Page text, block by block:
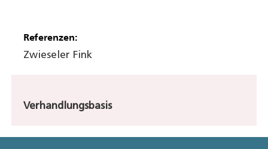
Referenzen:
Zwieseler Fink
Verhandlungsbasis